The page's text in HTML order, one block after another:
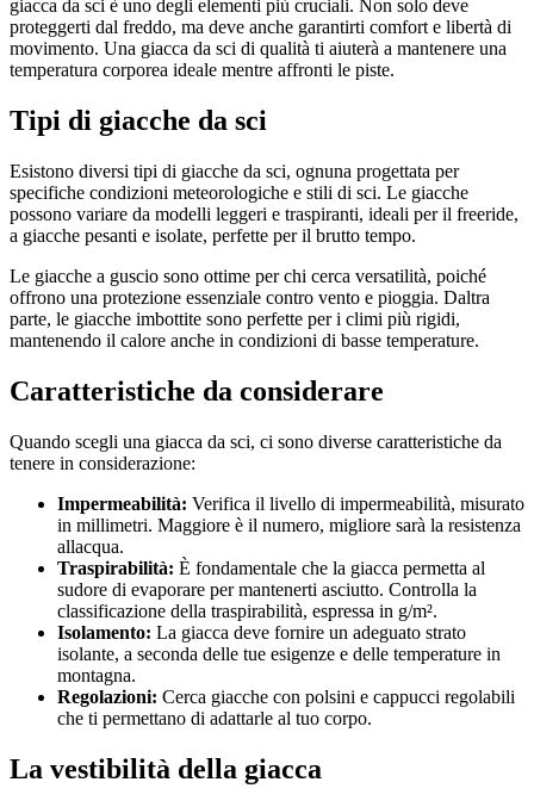
giacca da sci è uno degli elementi più cruciali. Non solo deve
proteggerti dal freddo, ma deve anche garantirti comfort e libertà di
movimento. Una giacca da sci di qualità ti aiuterà a mantenere una
temperatura corporea ideale mentre affronti le piste.
Tipi di giacche da sci
Esistono diversi tipi di giacche da sci, ognuna progettata per
specifiche condizioni meteorologiche e stili di sci. Le giacche
possono variare da modelli leggeri e traspiranti, ideali per il freeride,
a giacche pesanti e isolate, perfette per il brutto tempo.
Le giacche a guscio sono ottime per chi cerca versatilità, poiché
offrono una protezione essenziale contro vento e pioggia. Daltra
parte, le giacche imbottite sono perfette per i climi più rigidi,
mantenendo il calore anche in condizioni di basse temperature.
Caratteristiche da considerare
Quando scegli una giacca da sci, ci sono diverse caratteristiche da
tenere in considerazione:
Impermeabilità: Verifica il livello di impermeabilità, misurato
in millimetri. Maggiore è il numero, migliore sarà la resistenza
allacqua.
Traspirabilità: È fondamentale che la giacca permetta al
sudore di evaporare per mantenerti asciutto. Controlla la
classificazione della traspirabilità, espressa in g/m².
Isolamento: La giacca deve fornire un adeguato strato
isolante, a seconda delle tue esigenze e delle temperature in
montagna.
Regolazioni: Cerca giacche con polsini e cappucci regolabili
che ti permettano di adattarle al tuo corpo.
La vestibilità della giacca